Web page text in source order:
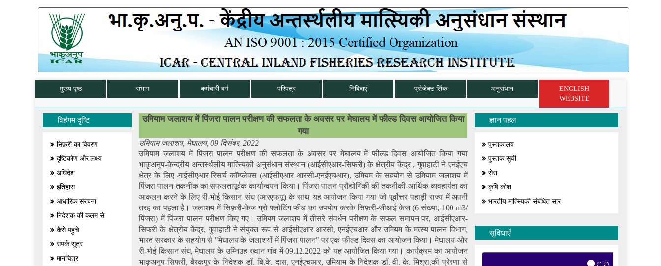
मुख्य पृष्ठ संभाग कर्मचारी वर्ग परिपत्र निविदाएं प्रोजेक्ट लिंक अनुसंधान
ENGLISH
WEBSITE
विहंगम दृष्टि
सिफ़री का विवरण
दृष्टिकोण और लक्ष्य
अधिदेश
इतिहास
आधारिक संरचना
निदेशक की कलम से
कैसे पहुंचे
संपर्क सूत्र
मानचित्र
उमियाम जलाशय में पिंजरा पालन परीक्षण की सफलता के अवसर पर मेघालय में फील्ड दिवस आयोजित किया
गया
उमियाम जलाशय, मेघालय, 09 दिसंबर, 2022
उमियाम जलाशय में पिंजरा पालन परीक्षण की सफलता के अवसर पर मेघालय में फील्ड दिवस आयोजित किया गया
भाकृअनुप-केन्द्रीय अन्तर्स्थलीय मात्स्यिकी अनुसंधान संस्थान (आईसीएआर-सिफरी) के क्षेत्रीय केंद्र , गुवाहाटी ने एनईएच
क्षेत्र के लिए आईसीएआर रिसर्च कॉम्प्लेक्स (आईसीएआर आरसी-एनईएचआर), उमियम के सहयोग से उमियाम जलाशय में
पिंजरा पालन तकनीक का सफलतापूर्वक कार्यान्वयन किया। पिंजरा पालन प्रौद्योगिकी की तकनीकी-आर्थिक व्यवहार्यता का
आकलन करने के लिए री-भोई किसान संघ (आरएफयू) के साथ यह आयोजन किया गया जो पूर्वोत्तर पहाड़ी राज्य में अपनी
तरह का पहला है। जलाशय में सिफ़री-केज ग्रो फ्लोटिंग फीड का उपयोग करके सिफ़री-जीआई केज (6 संख्या; 100 m3/
पिंजरा) में पिंजरा पालन परीक्षण किए गए। उमियम जलाशय में तीसरे संवर्धन परीक्षण के सफल समापन पर, आईसीएआर-
सिफरी के क्षेत्रीय केंद्र, गुवाहाटी ने संयुक्त रूप से आईसीएआर आरसी, एनईएचआर और उमियम के मत्स्य पालन विभाग,
भारत सरकार के सहयोग से "मेघालय के जलाशयों में पिंजरा पालन" पर एक फील्ड दिवस का आयोजन किया। मेघालय और
री-भोई किसान संघ, मेघालय के उम्निउह ख्वान गांव में 09.12.2022 को यह आयोजित किया गया। कार्यक्रम का आयोजन
भाकृअनुप-सिफरी, बैरकपुर के निदेशक डॉ. बि.के. दास, एनईएचआर, उमियाम के निदेशक डॉ. वी. के. मिश्रा,की प्रेरणा से
ज्ञान पहल
पुस्तकालय
पुस्तक सूची
सेरा
कृषि कोश
भारतीय मात्स्यिकी संबंधित सार
सुविधाएँ